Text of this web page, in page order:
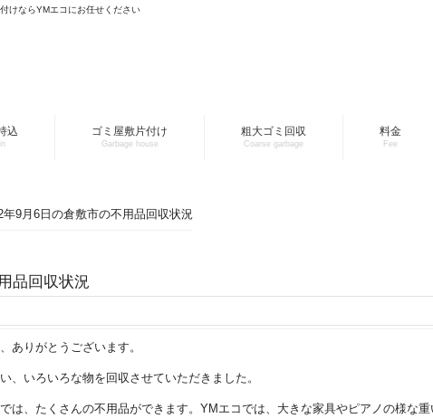
けならYMエコにお任せください
込 ゴミ屋敷片付け
Garbage house
粗大ゴミ回収
Coarse garbage
料金
Fee
年9月6日の倉敷市の不用品回収状況
品回収状況
ありがとうございます。
、いろいろな物を回収させていただきました。
は、たくさんの不用品ができます。YMエコでは、大きな家具やピアノの様な